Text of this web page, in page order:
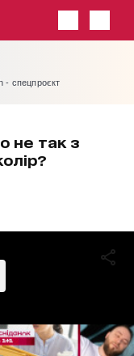
- спецпроєкт
не так з